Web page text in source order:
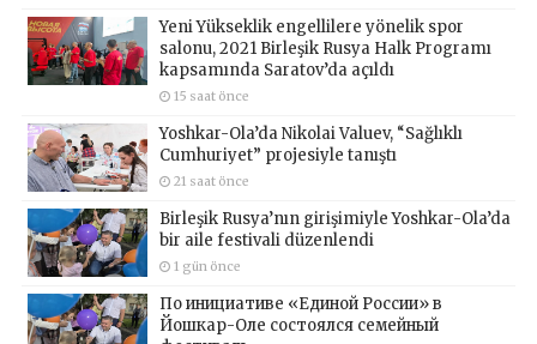
Yeni Yükseklik engellilere yönelik spor
salonu, 2021 Birleşik Rusya Halk Programı
kapsamında Saratov’da açıldı
15 saat önce
Yoshkar-Ola’da Nikolai Valuev, “Sağlıklı
Cumhuriyet” projesiyle tanıştı
21 saat önce
Birleşik Rusya’nın girişimiyle Yoshkar-Ola’da
bir aile festivali düzenlendi
1 gün önce
По инициативе «Единой России» в
Йошкар-Оле состоялся семейный